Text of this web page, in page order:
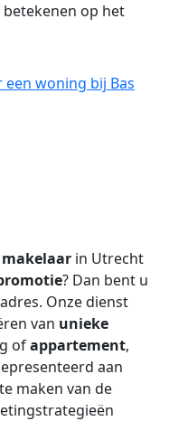
op het
woning bij Bas
makelaar in Utrecht
? Dan bent u
Onze dienst
van unieke
ofappartement,
aan
maken van de